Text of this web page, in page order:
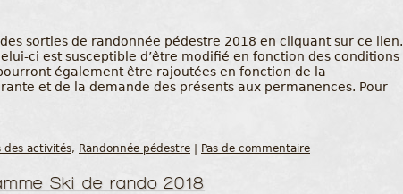
sorties de randonnée pédestre 2018 en cliquant sur ce lien.
ci est susceptible d’être modifié en fonction des conditions
également être rajoutées en fonction de la
et de la demande des présents aux permanences. Pour
des activités, Randonnée pédestre | Pas de commentaire
Ski de rando 2018